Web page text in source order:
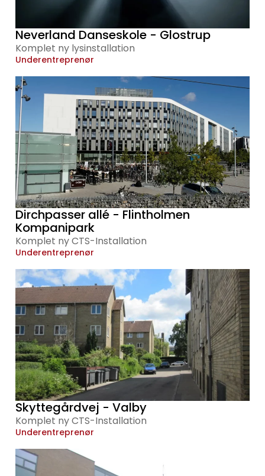
Neverland Danseskole - Glostrup
Komplet ny lysinstallation
Underentreprenør
Dirchpasser allé - Flintholmen
Kompanipark
Komplet ny CTS-Installation
Underentreprenør
Skyttegårdvej - Valby
Komplet ny CTS-Installation
Underentreprenør